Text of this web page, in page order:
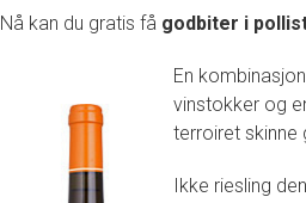
Nå kan du gratis få godbiter i
En
vinstokker og
terroiret skinne
Ikke riesling